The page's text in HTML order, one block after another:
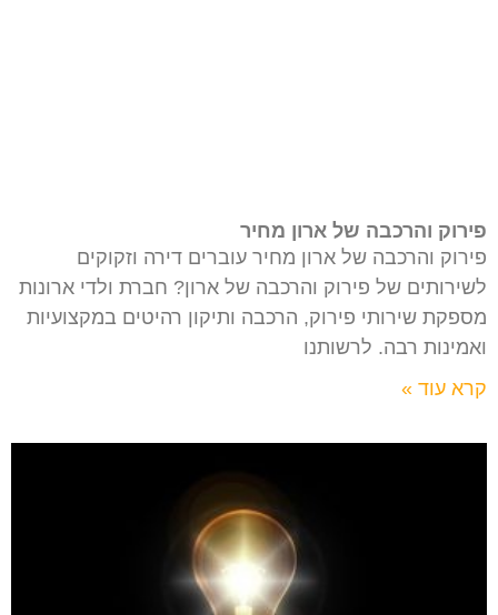
פירוק והרכבה של ארון מחיר
פירוק והרכבה של ארון מחיר עוברים דירה וזקוקים
לשירותים של פירוק והרכבה של ארון? חברת ולדי ארונות
מספקת שירותי פירוק, הרכבה ותיקון רהיטים במקצועיות
ואמינות רבה. לרשותנו
קרא עוד »